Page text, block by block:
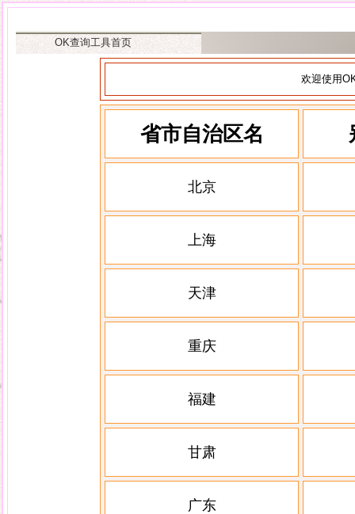
OK查询工具首页
欢迎使用
省市自治区名
北京
上海
天津
重庆
福建
甘肃
广东